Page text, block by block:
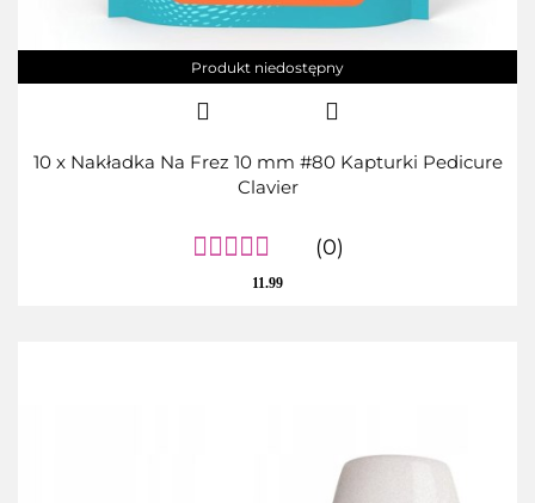
Produkt niedostępny
10 x Nakładka Na Frez 10 mm #80 Kapturki Pedicure
Clavier
(0)
11.99